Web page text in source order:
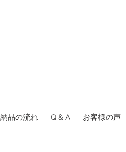
品の流れ Q & A お客様の声